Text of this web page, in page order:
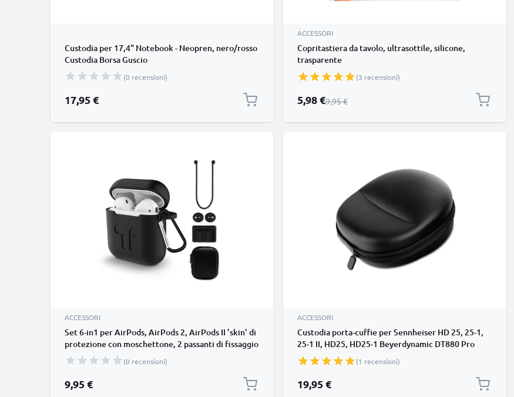
Custodia per 17,4" Notebook - Neopren, nero/rosso
Custodia Borsa Guscio
(0 recensioni)
17,95 €
ACCESSORI
Copritastiera da tavolo, ultrasottile, silicone,
trasparente
(3 recensioni)
Prezzo speciale
5,98 €Prezzo normale
9,95 €
ACCESSORI
Set 6-in1 per AirPods, AirPods 2, AirPods II 'skin' di
protezione con moschettone, 2 passanti di fissaggio
su smartwatch, cordino per cuffie, pads per
orecchie astuccio rigido con cerniera
(0 recensioni)
9,95 €
ACCESSORI
Custodia porta-cuffie per Sennheiser HD 25, 25-1,
25-1 II, HD25, HD25-1 Beyerdynamic DT880 Pro
Teufel Aureol ASUS ROG Strix Fusion, Cerberus
Gaming Headset Sony MDR-Serie, MDR-XB950B1,
MDR-XB950N1 20,5 x 18 x 10 cm, di colore nero,
20,5 x 18 x 10 cm prote
(1 recensioni)
19,95 €